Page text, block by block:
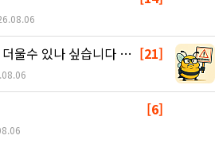
[21]
있나 싶습니다 ㅋㅋㅋㅋㅋ
[6]